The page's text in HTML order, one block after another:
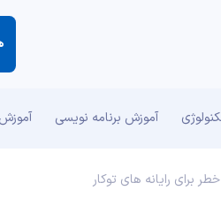
آموزش برنامه نویسی
خطر برای رایانه های توکار